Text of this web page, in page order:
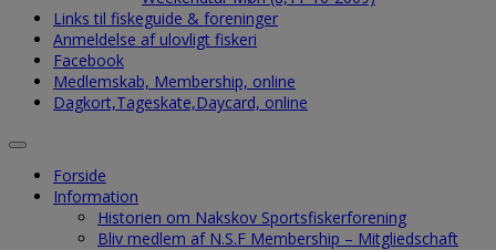
Links til fiskeguide & foreninger
Anmeldelse af ulovligt fiskeri
Facebook
Medlemskab, Membership, online
Dagkort,Tageskate,Daycard, online
Forside
Information
Historien om Nakskov Sportsfiskerforening
Bliv medlem af N.S.F Membership – Mitgliedschaft